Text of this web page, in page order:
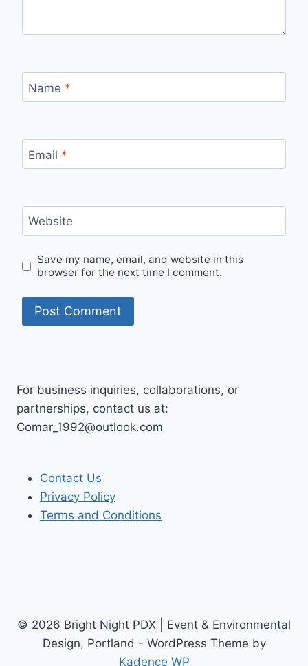
Name *
Email *
Website
Save my name, email, and website in this
browser for the next time I comment.
For business inquiries, collaborations, or
partnerships, contact us at:
Comar_1992@outlook.com
Contact Us
Privacy Policy
Terms and Conditions
© 2026 Bright Night PDX | Event & Environmental
Design, Portland - WordPress Theme by
Kadence WP